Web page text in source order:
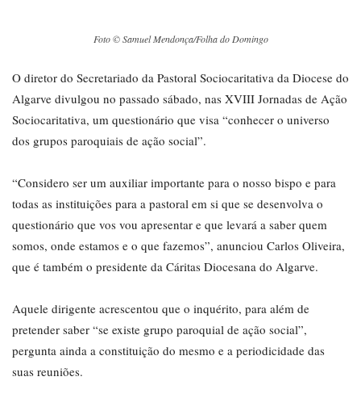
Foto © Samuel Mendonça/Folha do Domingo
O diretor do Secretariado da Pastoral Sociocaritativa da Diocese do
Algarve divulgou no passado sábado, nas XVIII Jornadas de Ação
Sociocaritativa, um questionário que visa “conhecer o universo
dos grupos paroquiais de ação social”.
“Considero ser um auxiliar importante para o nosso bispo e para
todas as instituições para a pastoral em si que se desenvolva o
questionário que vos vou apresentar e que levará a saber quem
somos, onde estamos e o que fazemos”, anunciou Carlos Oliveira,
que é também o presidente da Cáritas Diocesana do Algarve.
Aquele dirigente acrescentou que o inquérito, para além de
pretender saber “se existe grupo paroquial de ação social”,
pergunta ainda a constituição do mesmo e a periodicidade das
suas reuniões.